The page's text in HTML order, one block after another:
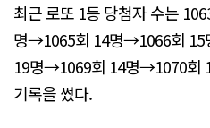
최근 로또 1등 당첨자 수는
명→1065회 14명→1066회
19명→1069회 14명→1070회
기록을 썼다.